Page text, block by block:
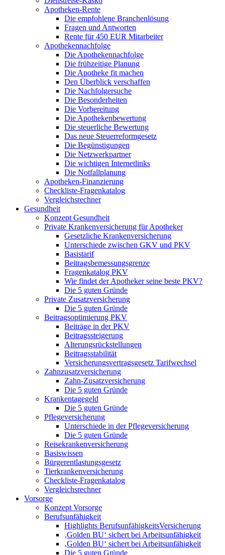
Apotheken-Rente
Die empfohlene Branchenlösung
Fragen und Antworten
Rente für 450 EUR Mitarbeiter
Apothekennachfolge
Die Apothekennachfolge
Die frühzeitige Planung
Die Apotheke fit machen
Den Überblick verschaffen
Die Nachfolgersuche
Die Besonderheiten
Die Vorbereitung
Die Apothekenbewertung
Die steuerliche Bewertung
Das neue Steuerreformgesetz
Die Begünstigungen
Die Netzwerkpartner
Die wichtigen Internetlinks
Die Notfallplanung
Apotheken-Finanzierung
Checkliste-Fragenkatalog
Vergleichsrechner
Gesundheit
Konzept Gesundheit
Private Krankenversicherung für Apotheker
Gesetzliche Krankenversicherung
Unterschiede zwischen GKV und PKV
Basistarif
Beitragsbemessungsgrenze
Fragenkatalog PKV
Wie findet der Apotheker seine beste PKV?
Die 5 guten Gründe
Private Zusatzversicherung
Die 5 guten Gründe
Beitragsoptimierung PKV
Beiträge in der PKV
Beitragssteigerung
Alterungsrückstellungen
Beitragsstabilität
Versicherungsvertragsgesetz Tarifwechsel
Zahnzusatzversicherung
Zahn-Zusatzversicherung
Die 5 guten Gründe
Krankentagegeld
Die 5 guten Gründe
Pflegeversicherung
Unterschiede in der Pflegeversicherung
Die 5 guten Gründe
Reisekrankenversicherung
Basiswissen
Bürgerentlastungsgesetz
Tierkrankenversicherung
Checkliste-Fragenkatalog
Vergleichsrechner
Vorsorge
Konzept Vorsorge
Berufsunfähigkeit
Highlights BerufsunfähigkeitsVersicherung
‚Golden BU‘ sichert bei Arbeitsunfähigkeit
‚Golden BU‘ sichert bei Arbeitsunfähigkeit
Die 5 guten Gründe